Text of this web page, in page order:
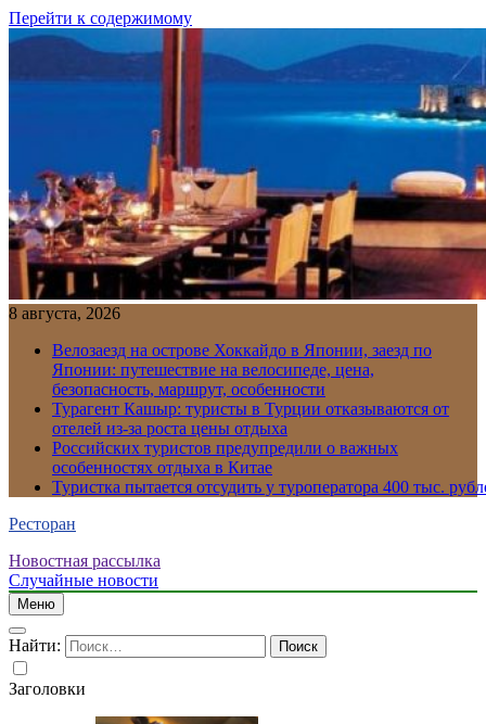
Перейти к содержимому
8 августа, 2026
Велозаезд на острове Хоккайдо в Японии, заезд по
Японии: путешествие на велосипеде, цена,
безопасность, маршрут, особенности
Турагент Кашыр: туристы в Турции отказываются от
отелей из-за роста цены отдыха
Российских туристов предупредили о важных
особенностях отдыха в Китае
Туристка пытается отсудить у туроператора 400 тыс.
Ресторан
Новостная рассылка
Случайные новости
Меню
Найти:
Заголовки